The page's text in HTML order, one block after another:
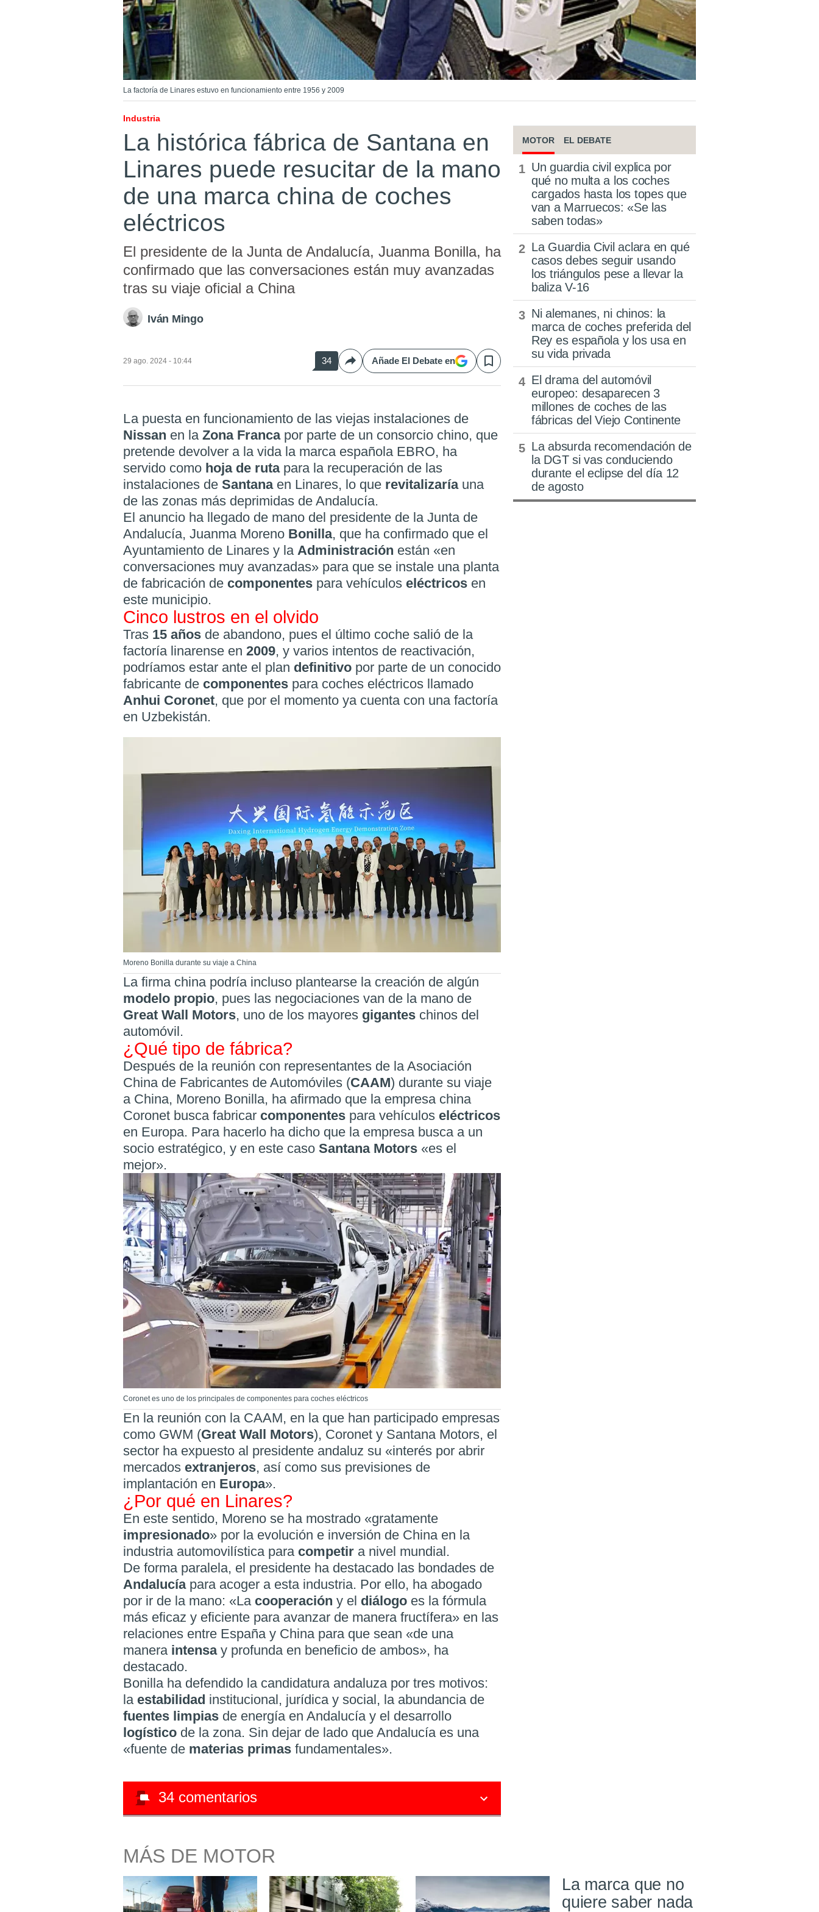
La factoría de Linares estuvo en funcionamiento entre 1956 y 2009
Industria
La histórica fábrica de Santana en
Linares puede resucitar de la mano
de una marca china de coches
eléctricos
El presidente de la Junta de Andalucía, Juanma Bonilla, ha
confirmado que las conversaciones están muy avanzadas
tras su viaje oficial a China
Iván Mingo
29 ago. 2024 - 10:44 34 CompartirAñade El Debate en Save
La puesta en funcionamiento de las viejas instalaciones de
Nissan en la Zona Francapor parte de un consorcio chino, que
pretende devolver a la vida la marca española EBRO, ha
servido como hoja de rutapara la recuperación de las
instalaciones de Santana en Linares, lo que revitalizaría una
de las zonas más deprimidas de Andalucía.
El anuncio ha llegado de mano del presidente de la Junta de
Andalucía, Juanma Moreno Bonilla, que ha confirmado que el
Ayuntamiento de Linares y la Administración están «en
conversaciones muy avanzadas» para que se instale una planta
de fabricación de componentes para vehículos eléctricos en
este municipio.
Cinco lustros en el olvido
Tras 15 años de abandono, pues el último coche salió de la
factoría linarense en 2009, y varios intentos de reactivación,
podríamos estar ante el plan definitivo por parte de un conocido
fabricante de componentes para coches eléctricos llamado
Anhui Coronet, que por el momento ya cuenta con una factoría
en Uzbekistán.
Moreno Bonilla durante su viaje a China
La firma china podría incluso plantearse la creación de algún
modelo propio, pues las negociaciones van de la mano de
Great Wall Motors, uno de los mayores gigantes chinos del
automóvil.
¿Qué tipo de fábrica?
Después de la reunión con representantes de la Asociación
China de Fabricantes de Automóviles (CAAM) durante su viaje
a China, Moreno Bonilla, ha afirmado que la empresa china
Coronet busca fabricar componentes para vehículos eléctricos
en Europa. Para hacerlo ha dicho que la empresa busca a un
socio estratégico, y en este caso Santana Motors «es el
mejor».
Coronet es uno de los principales de componentes para coches eléctricos
En la reunión con la CAAM, en la que han participado empresas
como GWM (Great Wall Motors), Coronet y Santana Motors, el
sector ha expuesto al presidente andaluz su «interés por abrir
mercados extranjeros, así como sus previsiones de
implantación en Europa».
¿Por qué en Linares?
En este sentido, Moreno se ha mostrado «gratamente
impresionado» por la evolución e inversión de China en la
industria automovilística para competir a nivel mundial.
De forma paralela, el presidente ha destacado las bondades de
Andalucía para acoger a esta industria. Por ello, ha abogado
por ir de la mano: «La cooperación y el diálogo es la fórmula
más eficaz y eficiente para avanzar de manera fructífera» en las
relaciones entre España y China para que sean «de una
manera intensa y profunda en beneficio de ambos», ha
destacado.
Bonilla ha defendido la candidatura andaluza por tres motivos:
la estabilidad institucional, jurídica y social, la abundancia de
fuentes limpias de energía en Andalucía y el desarrollo
logístico de la zona. Sin dejar de lado que Andalucía es una
«fuente de materias primas fundamentales».
34 comentarios
MOTOR EL DEBATE
Un guardia civil explica por
qué no multa a los coches
cargados hasta los topes que
van a Marruecos: «Se las
saben todas»
La Guardia Civil aclara en qué
casos debes seguir usando
los triángulos pese a llevar la
baliza V-16
Ni alemanes, ni chinos: la
marca de coches preferida del
Rey es española y los usa en
su vida privada
El drama del automóvil
europeo: desaparecen 3
millones de coches de las
fábricas del Viejo Continente
La absurda recomendación de
la DGT si vas conduciendo
durante el eclipse del día 12
de agosto
MÁS DE MOTOR
La marca que no
quiere saber nada